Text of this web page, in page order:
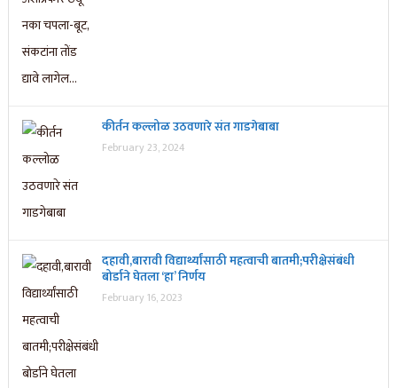
कीर्तन कल्लोळ उठवणारे संत गाडगेबाबा
February 23, 2024
दहावी,बारावी विद्यार्थ्यांसाठी महत्वाची बातमी;परीक्षेसंबंधी
बोर्डाने घेतला ‘हा’ निर्णय
February 16, 2023